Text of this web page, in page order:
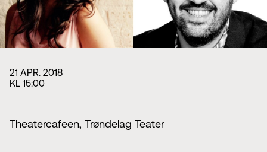
TSOs venner
Bærekraft & samfunn
TSO mot 2030
Opera
Barn & unge
TSO talent
Princess Astrid International Music Competition
Samarbeidspartnere
Nyheter
21 APR. 2018
KL 15:00
Theatercafeen, Trøndelag Teater